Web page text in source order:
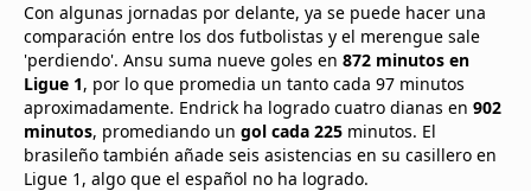
Con algunas jornadas por delante, ya se puede hacer una
comparación entre los dos futbolistas y el merengue sale
'perdiendo'. Ansu suma nueve goles en 872 minutos en
Ligue 1, por lo que promedia un tanto cada 97 minutos
aproximadamente. Endrick ha logrado cuatro dianas en 902
minutos, promediando un gol cada 225 minutos. El
brasileño también añade seis asistencias en su casillero en
Ligue 1, algo que el español no ha logrado.